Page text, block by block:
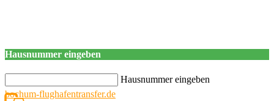
Hausnummer eingeben
Hausnummer eingeben
bochum-flughafentransfer.de